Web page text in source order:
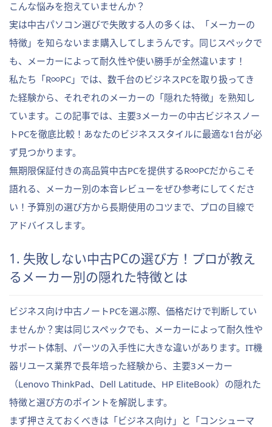
こんな悩みを抱えていませんか？
実は中古パソコン選びで失敗する人の多くは、「メーカーの
特徴」を知らないまま購入してしまうんです。同じスペックで
も、メーカーによって耐久性や使い勝手が全然違います！
私たち「R∞PC」では、数千台のビジネスPCを取り扱ってき
た経験から、それぞれのメーカーの「隠れた特徴」を熟知し
ています。この記事では、主要3メーカーの中古ビジネスノー
トPCを徹底比較！あなたのビジネススタイルに最適な1台が必
ず見つかります。
無期限保証付きの高品質中古PCを提供するR∞PCだからこそ
語れる、メーカー別の本音レビューをぜひ参考にしてくださ
い！予算別の選び方から長期使用のコツまで、プロの目線で
アドバイスします。
1. 失敗しない中古PCの選び方！プロが教え
るメーカー別の隠れた特徴とは
ビジネス向け中古ノートPCを選ぶ際、価格だけで判断してい
ませんか？実は同じスペックでも、メーカーによって耐久性や
サポート体制、パーツの入手性に大きな違いがあります。IT機
器リユース業界で長年培った経験から、主要3メーカー
（Lenovo ThinkPad、Dell Latitude、HP EliteBook）の隠れた
特徴と選び方のポイントを解説します。
まず押さえておくべきは「ビジネス向け」と「コンシューマ